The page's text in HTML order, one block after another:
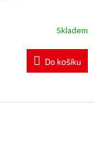
Skladem
Do košíku